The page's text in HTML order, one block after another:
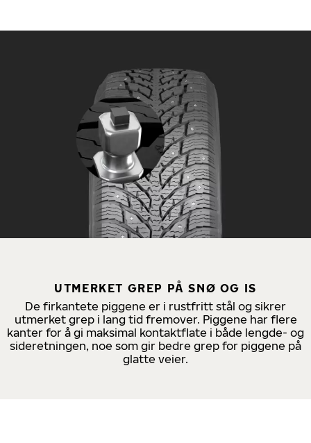
UTMERKET GREP PÅ SNØ OG IS
De firkantete piggene er i rustfritt stål og sikrer
utmerket grep i lang tid fremover. Piggene har flere
kanter for å gi maksimal kontaktflate i både lengde- og
sideretningen, noe som gir bedre grep for piggene på
glatte veier.